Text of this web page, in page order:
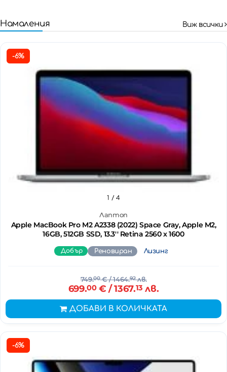
Намаления Виж всички
-6%
Лаптоп
Apple MacBook Pro M2 A2338 (2022) Space Gray, Apple M2,
16GB, 512GB SSD, 13.3'' Retina 2560 x 1600
1 / 4
Добър Реновиран Лизинг
749.00€/ 1464.92лв.
699.00€ / 1367.13 лв.
ДОБАВИ В КОЛИЧКАТА
-6%